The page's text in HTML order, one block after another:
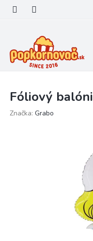
Prejsť
obsah
Fóliový
Značka: Grabo